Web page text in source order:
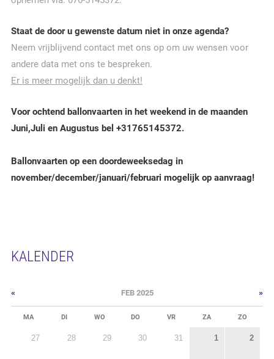
Staat de door u gewenste datum niet in onze agenda?
Neem vrijblijvend contact met ons op om uw wensen voor
andere data met ons te bespreken.
Er is meer mogelijk dan u denkt!
Voor ochtend ballonvaarten in het weekend in de maanden
Juni,Juli en Augustus bel +31765145372.
Ballonvaarten op een doordeweeksedag in
november/december/januari/februari mogelijk op aanvraag!
KALENDER
« FEB 2025 »
MA DI WO DO VR ZA ZO
27 28 29 30 31 1 2